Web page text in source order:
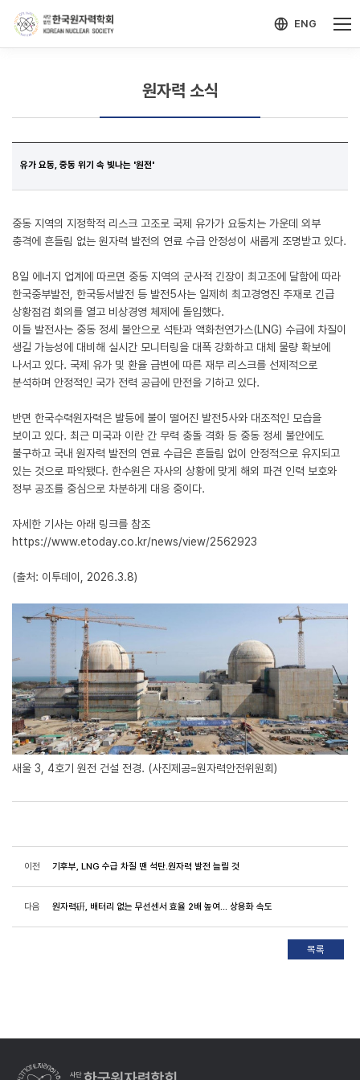
ENG
원자력 소식
유가 요동, 중동 위기 속 빛나는 '원전'
중동 지역의 지정학적 리스크 고조로 국제 유가가 요동치는 가운데 외부
충격에 흔들림 없는 원자력 발전의 연료 수급 안정성이 새롭게 조명받고 있다.
8일 에너지 업계에 따르면 중동 지역의 군사적 긴장이 최고조에 달함에 따라
한국중부발전, 한국동서발전 등 발전5사는 일제히 최고경영진 주재로 긴급
상황점검 회의를 열고 비상경영 체제에 돌입했다.
이들 발전사는 중동 정세 불안으로 석탄과 액화천연가스(LNG) 수급에 차질이
생길 가능성에 대비해 실시간 모니터링을 대폭 강화하고 대체 물량 확보에
나서고 있다. 국제 유가 및 환율 급변에 따른 재무 리스크를 선제적으로
분석하며 안정적인 국가 전력 공급에 만전을 기하고 있다.
반면 한국수력원자력은 발등에 불이 떨어진 발전5사와 대조적인 모습을
보이고 있다. 최근 미국과 이란 간 무력 충돌 격화 등 중동 정세 불안에도
불구하고 국내 원자력 발전의 연료 수급은 흔들림 없이 안정적으로 유지되고
있는 것으로 파악됐다. 한수원은 자사의 상황에 맞게 해외 파견 인력 보호와
정부 공조를 중심으로 차분하게 대응 중이다.
자세한 기사는 아래 링크를 참조
https://www.etoday.co.kr/news/view/2562923
(출처: 이투데이, 2026.3.8)
새울 3, 4호기 원전 건설 전경. (사진제공=원자력안전위원회)
이전 기후부, LNG 수급 차질 땐 석탄.원자력 발전 늘릴 것
다음 원자력硏, 배터리 없는 무선센서 효율 2배 높여... 상용화 속도